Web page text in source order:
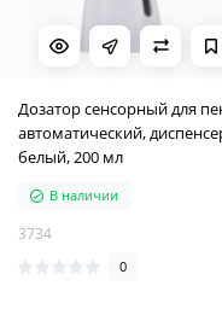
Дозатор сенсорный для
автоматический,
белый, 200 мл
В наличии
3734
0